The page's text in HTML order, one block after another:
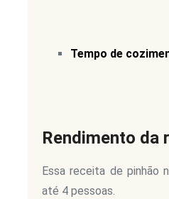
Tempo de
Rendimento da
Essa receita de pinhão
até 4 pessoas.